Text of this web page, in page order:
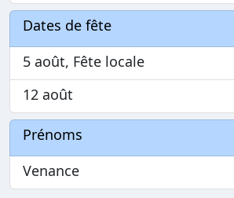
Dates de fête
5 août, Fête locale
12 août
Prénoms
Venance